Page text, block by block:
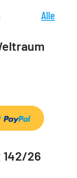
Alle
142/26